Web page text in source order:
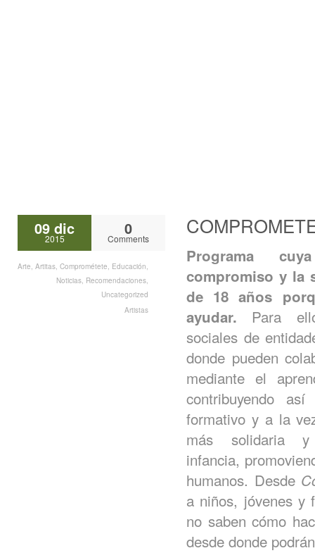
09 dic
2015
0
Comments
Arte, Artitas, Comprométete, Educación,
Noticias, Recomendaciones,
Uncategorized
Artistas
Programa
compromiso y la
de 18 años
ayudar. Para
sociales de
donde pueden
mediante el
contribuyendo
formativo y a la
más solidaria y
infancia,
humanos. Desde
a niños, jóvenes y
no saben cómo
desde donde